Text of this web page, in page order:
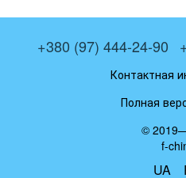
+380 (97) 444-24-90
Контактная
Полная
©
f-
UA